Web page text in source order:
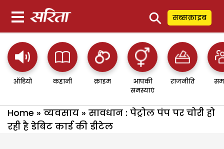
⚲ सब्सक्राइब
ऑडियो कहानी क्राइम
आपकी
समस्याएं
राजनीति
Home » व्यवसाय » सावधान : पेट्रोल पंप पर चोरी हो
रही है डेबिट कार्ड की डीटेल